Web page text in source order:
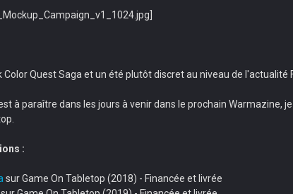
Quest Saga et un été plutôt discret au niveau de l'actualité
à paraître dans les jours à venir dans le prochain
:
sur Game On Tabletop (2018) - Financée et livrée